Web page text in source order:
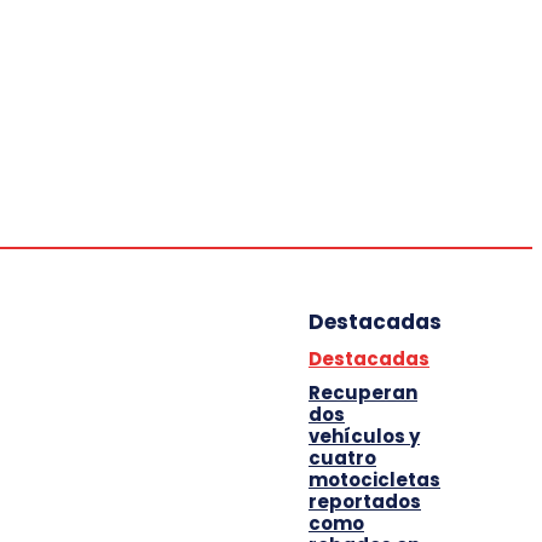
Destacadas
Destacadas
Recuperan
dos
vehículos y
cuatro
motocicletas
reportados
como